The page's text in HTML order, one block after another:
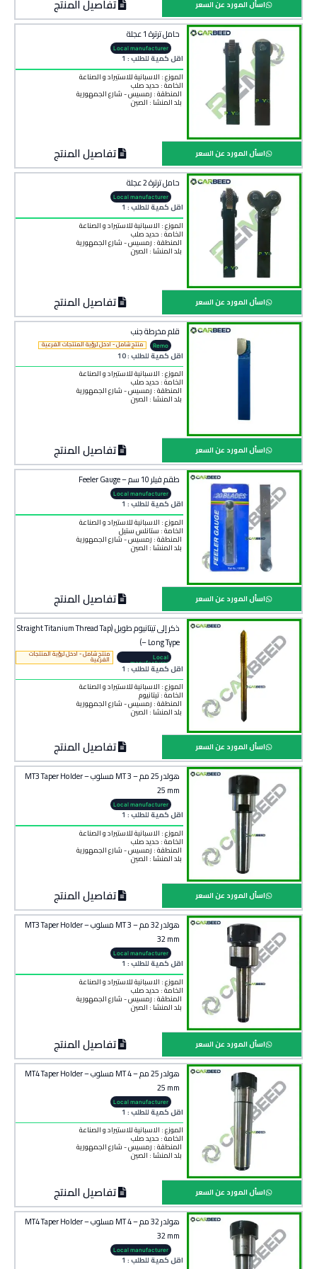
اسأل المورد عن السعر تفاصيل المنتج
حامل ترترة 1 عجلة
Local manufacturer
اقل كمية للطلب : 1
الموزع : الاسبانية للاستيراد و الصناعة
الخامة : حديد صلب
المنطقة : رمسيس - شارع الجمهورية
بلد المنشأ :الصين
اسأل المورد عن السعر تفاصيل المنتج
حامل ترترة 2 عجلة
Local manufacturer
اقل كمية للطلب : 1
الموزع : الاسبانية للاستيراد و الصناعة
الخامة : حديد صلب
المنطقة : رمسيس - شارع الجمهورية
بلد المنشأ :الصين
اسأل المورد عن السعر تفاصيل المنتج
قلم مخرطة جنب
Remo منتج شامل - ادخل لرؤية المنتجات الفرعية
اقل كمية للطلب : 10
الموزع : الاسبانية للاستيراد و الصناعة
الخامة : حديد صلب
المنطقة : رمسيس - شارع الجمهورية
بلد المنشأ : الصين
اسأل المورد عن السعر تفاصيل المنتج
طقم فيلر 10 سم – Feeler Gauge
Local manufacturer
اقل كمية للطلب : 1
الموزع : الاسبانية للاستيراد و الصناعة
الخامة : ستانلس ستيل
المنطقة : رمسيس - شارع الجمهورية
بلد المنشأ :الصين
اسأل المورد عن السعر تفاصيل المنتج
ذكر إلى تيتانيوم طويل (Straight Titanium Thread Tap
– Long Type)
Local
manufacturer
منتج شامل - ادخل لرؤية المنتجات
الفرعية
اقل كمية للطلب : 1
الموزع : الاسبانية للاستيراد و الصناعة
الخامة :تيتانيوم
المنطقة : رمسيس - شارع الجمهورية
بلد المنشأ : الصين
اسأل المورد عن السعر تفاصيل المنتج
هولدر 25 مم – 3 MT مسلوب – MT3 Taper Holder
25 mm
Local manufacturer
اقل كمية للطلب : 1
الموزع : الاسبانية للاستيراد و الصناعة
الخامة : حديد صلب
المنطقة : رمسيس - شارع الجمهورية
بلد المنشأ :الصين
اسأل المورد عن السعر تفاصيل المنتج
هولدر 32 مم – 3 MT مسلوب – MT3 Taper Holder
32 mm
Local manufacturer
اقل كمية للطلب : 1
الموزع : الاسبانية للاستيراد و الصناعة
الخامة : حديد صلب
المنطقة : رمسيس - شارع الجمهورية
بلد المنشأ :الصين
اسأل المورد عن السعر تفاصيل المنتج
هولدر 25 مم – 4 MT مسلوب – MT4 Taper Holder
25 mm
Local manufacturer
اقل كمية للطلب : 1
الموزع : الاسبانية للاستيراد و الصناعة
الخامة : حديد صلب
المنطقة : رمسيس - شارع الجمهورية
بلد المنشأ :الصين
اسأل المورد عن السعر تفاصيل المنتج
هولدر 32 مم – 4 MT مسلوب – MT4 Taper Holder
32 mm
Local manufacturer
اقل كمية للطلب : 1